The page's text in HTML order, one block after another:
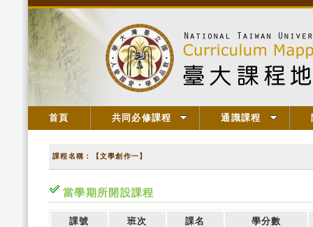
首頁 共同必修課程 通識課程
課程名稱：【文學創作一】
當學期所開設課程
課號 班次 課名 學分數